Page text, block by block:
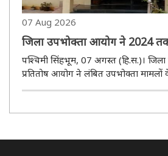
07 Aug 2026
जिला उपभोक्ता आयोग ने 2024
मामलों का किया निष्पादन
पश्चिमी सिंहभूम, 07 अगस्त (हि.स.)। जिला
प्रतितोष आयोग ने लंबित उपभोक्ता मामलों
अब केवल एक मामल..